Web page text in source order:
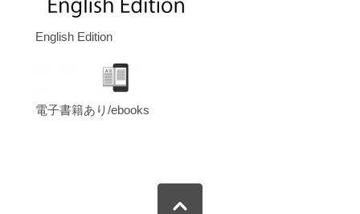
English Edition
電子書籍あり/ebooks